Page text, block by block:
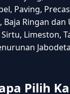
Paving,
Baja Ringan dan
Limeston,
Pilih